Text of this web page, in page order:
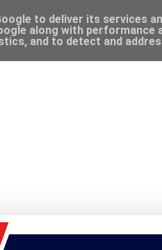
to deliver its services
along with
and to detect and